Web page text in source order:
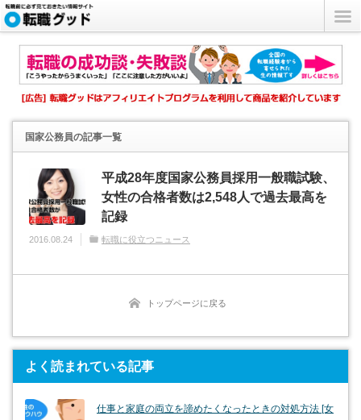
国家公務員の記事一覧
平成28年度国家公務員採用一般職試験、
女性の合格者数は2,548人で過去最高を
記録
2016.08.24 転職に役立つニュース
トップページに戻る
よく読まれている記事
仕事と家庭の両立を諦めたくなったときの対処方法 [女